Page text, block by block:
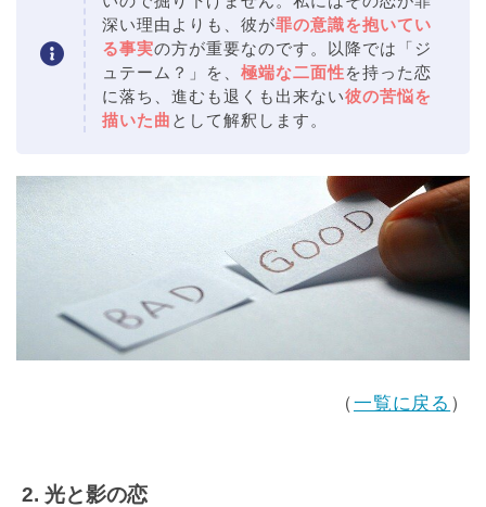
深い理由よりも、彼が罪の意識を抱いてい
る事実の方が重要なのです。以降では「ジ
ュテーム？」を、 極端な二面性を持った恋
に落ち、進むも退くも出来ない彼の苦悩を
描いた曲 として解釈します。
（一覧に戻る ）
2. 光と影の恋